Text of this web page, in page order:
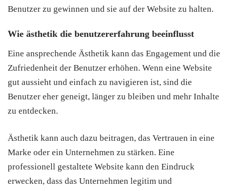
Benutzer zu gewinnen und sie auf der Website zu halten.
Wie ästhetik die benutzererfahrung beeinflusst
Eine ansprechende Ästhetik kann das Engagement und die
Zufriedenheit der Benutzer erhöhen. Wenn eine Website
gut aussieht und einfach zu navigieren ist, sind die
Benutzer eher geneigt, länger zu bleiben und mehr Inhalte
zu entdecken.
Ästhetik kann auch dazu beitragen, das Vertrauen in eine
Marke oder ein Unternehmen zu stärken. Eine
professionell gestaltete Website kann den Eindruck
erwecken, dass das Unternehmen legitim und